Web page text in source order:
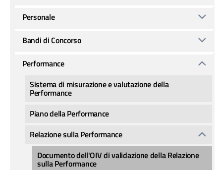
Personale
Bandi di Concorso
Performance
Sistema di misurazione e valutazione della
Performance
Piano della Performance
Relazione sulla Performance
Documento dell'OIV di validazione della Relazione
sulla Performance